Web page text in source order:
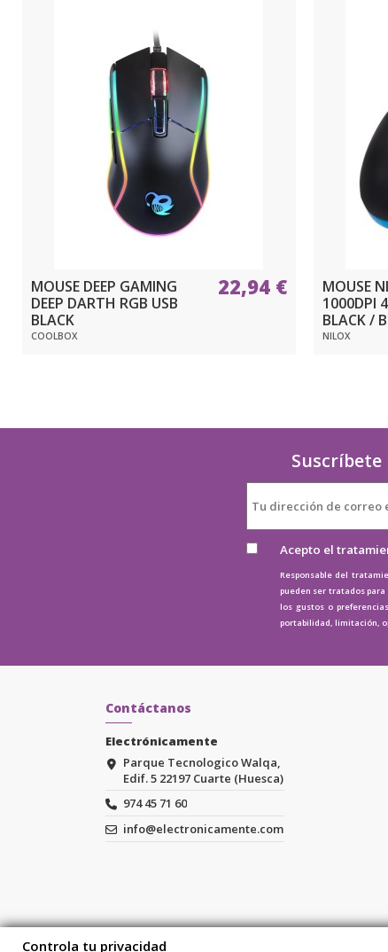
MOUSE DEEP GAMING
DEEP DARTH RGB USB
BLACK
COOLBOX
22,94 €
MOUSE
1000DPI
BLACK /
NILOX
Acepto el
Responsable del
pueden ser tratados
los gustos o
portabilidad, limitación,
Contáctanos
Electrónicamente
Parque Tecnologico Walqa,
Edif. 5 22197 Cuarte (Huesca)
974 45 71 60
info@electronicamente.com
Controla tu privacidad